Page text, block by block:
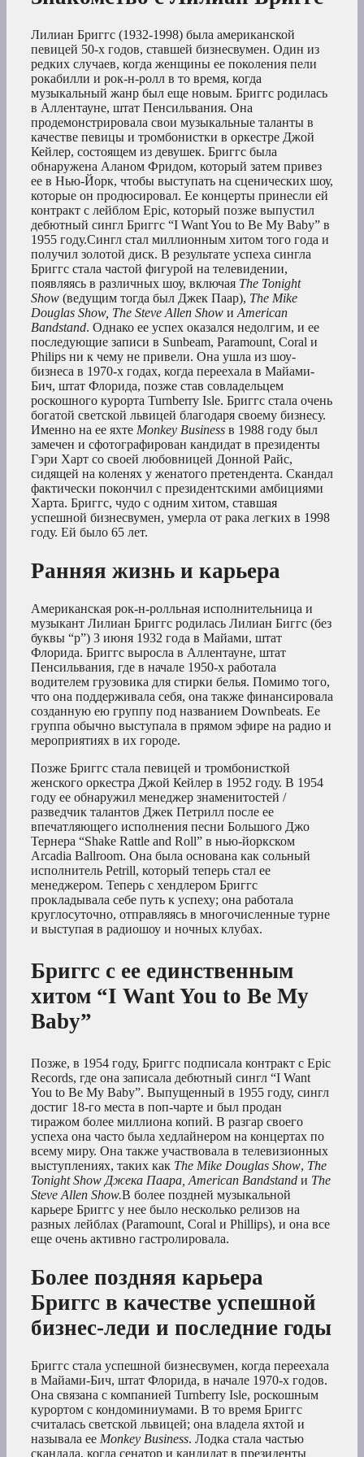
Лилиан Бриггс (1932-1998) была американской
певицей 50-х годов, ставшей бизнесвумен. Один из
редких случаев, когда женщины ее поколения пели
рокабилли и рок-н-ролл в то время, когда
музыкальный жанр был еще новым. Бриггс родилась
в Аллентауне, штат Пенсильвания. Она
продемонстрировала свои музыкальные таланты в
качестве певицы и тромбонистки в оркестре Джой
Кейлер, состоящем из девушек. Бриггс была
обнаружена Аланом Фридом, который затем привез
ее в Нью-Йорк, чтобы выступать на сценических шоу,
которые он продюсировал. Ее концерты принесли ей
контракт с лейблом Epic, который позже выпустил
дебютный сингл Бриггс “I Want You to Be My Baby” в
1955 году.Сингл стал миллионным хитом того года и
получил золотой диск. В результате успеха сингла
Бриггс стала частой фигурой на телевидении,
появляясь в различных шоу, включая The Tonight
Show (ведущим тогда был Джек Паар), The Mike
Douglas Show, The Steve Allen Show и American
Bandstand. Однако ее успех оказался недолгим, и ее
последующие записи в Sunbeam, Paramount, Coral и
Philips ни к чему не привели. Она ушла из шоу-
бизнеса в 1970-х годах, когда переехала в Майами-
Бич, штат Флорида, позже став совладельцем
роскошного курорта Turnberry Isle. Бриггс стала очень
богатой светской львицей благодаря своему бизнесу.
Именно на ее яхте Monkey Business в 1988 году был
замечен и сфотографирован кандидат в президенты
Гэри Харт со своей любовницей Донной Райс,
сидящей на коленях у женатого претендента. Скандал
фактически покончил с президентскими амбициями
Харта. Бриггс, чудо с одним хитом, ставшая
успешной бизнесвумен, умерла от рака легких в 1998
году. Ей было 65 лет.
Ранняя жизнь и карьера
Американская рок-н-ролльная исполнительница и
музыкант Лилиан Бриггс родилась Лилиан Биггс (без
буквы “р”) 3 июня 1932 года в Майами, штат
Флорида. Бриггс выросла в Аллентауне, штат
Пенсильвания, где в начале 1950-х работала
водителем грузовика для стирки белья. Помимо того,
что она поддерживала себя, она также финансировала
созданную ею группу под названием Downbeats. Ее
группа обычно выступала в прямом эфире на радио и
мероприятиях в их городе.
Позже Бриггс стала певицей и тромбонисткой
женского оркестра Джой Кейлер в 1952 году. В 1954
году ее обнаружил менеджер знаменитостей /
разведчик талантов Джек Петрилл после ее
впечатляющего исполнения песни Большого Джо
Тернера “Shake Rattle and Roll” в нью-йоркском
Arcadia Ballroom. Она была основана как сольный
исполнитель Petrill, который теперь стал ее
менеджером. Теперь с хендлером Бриггс
прокладывала себе путь к успеху; она работала
круглосуточно, отправляясь в многочисленные турне
и выступая в радиошоу и ночных клубах.
Бриггс с ее единственным
хитом “I Want You to Be My
Baby”
Позже, в 1954 году, Бриггс подписала контракт с Epic
Records, где она записала дебютный сингл “I Want
You to Be My Baby”. Выпущенный в 1955 году, сингл
достиг 18-го места в поп-чарте и был продан
тиражом более миллиона копий. В разгар своего
успеха она часто была хедлайнером на концертах по
всему миру. Она также участвовала в телевизионных
выступлениях, таких как The Mike Douglas Show, The
Tonight Show Джека Паара, American Bandstand и The
Steve Allen Show.В более поздней музыкальной
карьере Бриггс у нее было несколько релизов на
разных лейблах (Paramount, Coral и Phillips), и она все
еще очень активно гастролировала.
Более поздняя карьера
Бриггс в качестве успешной
бизнес-леди и последние годы
Бриггс стала успешной бизнесвумен, когда переехала
в Майами-Бич, штат Флорида, в начале 1970-х годов.
Она связана с компанией Turnberry Isle, роскошным
курортом с кондоминиумами. В то время Бриггс
считалась светской львицей; она владела яхтой и
называла ее Monkey Business. Лодка стала частью
скандала, когда сенатор и кандидат в президенты